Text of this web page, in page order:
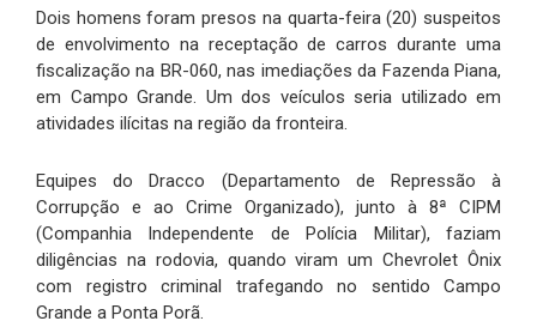
Dois homens foram presos na quarta-feira (20) suspeitos
de envolvimento na receptação de carros durante uma
fiscalização na BR-060, nas imediações da Fazenda Piana,
em Campo Grande. Um dos veículos seria utilizado em
atividades ilícitas na região da fronteira.
Equipes do Dracco (Departamento de Repressão à
Corrupção e ao Crime Organizado), junto à 8ª CIPM
(Companhia Independente de Polícia Militar), faziam
diligências na rodovia, quando viram um Chevrolet Ônix
com registro criminal trafegando no sentido Campo
Grande a Ponta Porã.